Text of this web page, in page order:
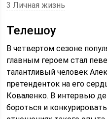
3 Личная жизнь
Телешоу
В четвертом сезоне
главным героем стал
талантливый человек
претенденток на его
Коваленко. В интервью
бороться и